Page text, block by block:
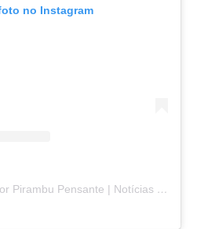
no Instagram
Um post compartilhado por Pirambu Pensante | Notícias & Entretenimento (@pirambupensante)